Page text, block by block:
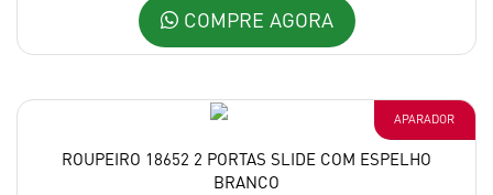
COMPRE AGORA
APARADOR
ROUPEIRO 18652 2 PORTAS SLIDE COM ESPELHO
BRANCO